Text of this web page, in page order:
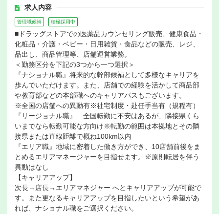
求人内容
管理職候補 積極採用中
■ドラッグストアでの医薬品カウンセリング販売、健康食品・
化粧品・介護・ベビー・日用雑貨・食品などの販売、レジ、
品出し、商品管理等、店舗運営業務。
＜勤務区分を下記の3つから一つ選択＞
『ナショナル職』将来的な幹部候補として多様なキャリアを
歩んでいただけます。また、店舗での経験を活かして商品部
や教育部などの本部職へのキャリアパスもございます。
※全国の店舗への異動有※社宅制度・赴任手当有（規程有）
『リージョナル職』 全国転勤に不安はあるが、隣接県くら
いまでなら転勤可能な方向け※転勤の範囲は本拠地とその隣
接県または直線距離で概ね100km以内
『エリア職』地域に密着した働き方ができ、10店舗前後をま
とめるエリアマネージャーを目指せます。※原則転居を伴う
異動はなし
【キャリアアップ】
次長→店長→エリアマネジャー へとキャリアアップが可能で
す。また更なるキャリアアップを目指したいという希望があ
れば、ナショナル職をご選択ください。